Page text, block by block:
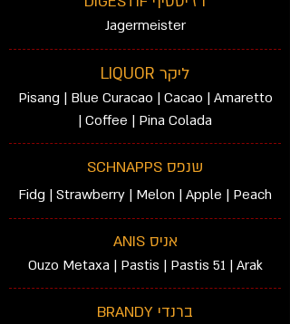
Jagermeister
ליקר LIQUOR
Pisang | Blue Curacao | Cacao | Amaretto
| Coffee | Pina Colada
שנפס SCHNAPPS
Fidg | Strawberry | Melon | Apple | Peach
אניס ANIS
Ouzo Metaxa | Pastis | Pastis 51 | Arak
ברנדי BRANDY